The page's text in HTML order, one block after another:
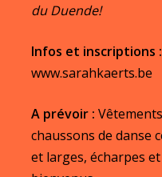
du Duende!
Infos et inscriptions :
www.sarahkaerts.be
A prévoir :
chaussons de danse
et larges, écharpes